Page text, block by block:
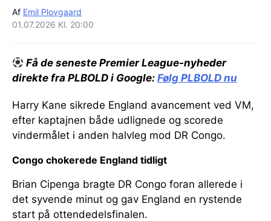
Af Emil Plovgaard
01.07.2026 Kl. 20:00
Få de seneste Premier League-nyheder
direkte fra PLBOLD i Google: Følg PLBOLD nu
Harry Kane sikrede England avancement ved VM,
efter kaptajnen både udlignede og scorede
vindermålet i anden halvleg mod DR Congo.
Congo chokerede England tidligt
Brian Cipenga bragte DR Congo foran allerede i
det syvende minut og gav England en rystende
start på ottendedelsfinalen.